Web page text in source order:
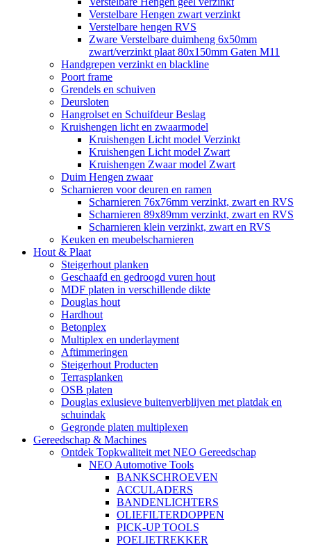
Verstelbare Hengen zwart verzinkt
Verstelbare hengen RVS
Zware Verstelbare duimheng 6x50mm
zwart/verzinkt plaat 80x150mm Gaten M11
Handgrepen verzinkt en blackline
Poort frame
Grendels en schuiven
Deursloten
Hangrolset en Schuifdeur Beslag
Kruishengen licht en zwaarmodel
Kruishengen Licht model Verzinkt
Kruishengen Licht model Zwart
Kruishengen Zwaar model Zwart
Duim Hengen zwaar
Scharnieren voor deuren en ramen
Scharnieren 76x76mm verzinkt, zwart en RVS
Scharnieren 89x89mm verzinkt, zwart en RVS
Scharnieren klein verzinkt, zwart en RVS
Keuken en meubelscharnieren
Hout & Plaat
Steigerhout planken
Geschaafd en gedroogd vuren hout
MDF platen in verschillende dikte
Douglas hout
Hardhout
Betonplex
Multiplex en underlayment
Aftimmeringen
Steigerhout Producten
Terrasplanken
OSB platen
Douglas exlusieve buitenverblijven met platdak en
schuindak
Gegronde platen multiplexen
Gereedschap & Machines
Ontdek Topkwaliteit met NEO Gereedschap
NEO Automotive Tools
BANKSCHROEVEN
ACCULADERS
BANDENLICHTERS
OLIEFILTERDOPPEN
PICK-UP TOOLS
POELIETREKKER